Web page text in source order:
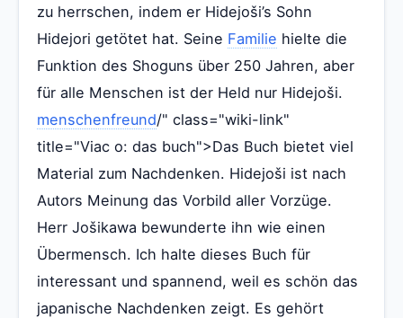
zu herrschen, indem er Hidejoši’s Sohn
Hidejori getötet hat. Seine Familie hielte die
Funktion des Shoguns über 250 Jahren, aber
für alle Menschen ist der Held nur Hidejoši.
menschenfreund/" class="wiki-link"
title="Viac o: das buch">Das Buch bietet viel
Material zum Nachdenken. Hidejoši ist nach
Autors Meinung das Vorbild aller Vorzüge.
Herr Jošikawa bewunderte ihn wie einen
Übermensch. Ich halte dieses Buch für
interessant und spannend, weil es schön das
japanische Nachdenken zeigt. Es gehört